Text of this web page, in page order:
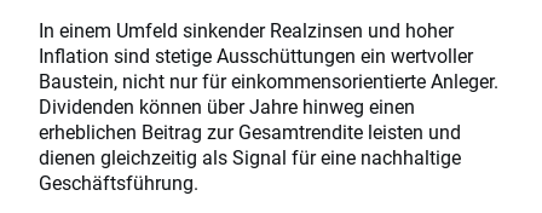
In einem Umfeld sinkender Realzinsen und hoher
Inflation sind stetige Ausschüttungen ein wertvoller
Baustein, nicht nur für einkommensorientierte Anleger.
Dividenden können über Jahre hinweg einen
erheblichen Beitrag zur Gesamtrendite leisten und
dienen gleichzeitig als Signal für eine nachhaltige
Geschäftsführung.